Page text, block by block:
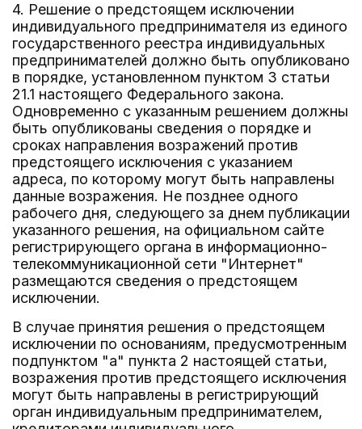
4. Решение о предстоящем исключении
индивидуального предпринимателя из единого
государственного реестра индивидуальных
предпринимателей должно быть опубликовано
в порядке, установленном пунктом 3 статьи
21.1 настоящего Федерального закона.
Одновременно с указанным решением должны
быть опубликованы сведения о порядке и
сроках направления возражений против
предстоящего исключения с указанием
адреса, по которому могут быть направлены
данные возражения. Не позднее одного
рабочего дня, следующего за днем публикации
указанного решения, на официальном сайте
регистрирующего органа в информационно-
телекоммуникационной сети "Интернет"
размещаются сведения о предстоящем
исключении.
В случае принятия решения о предстоящем
исключении по основаниям, предусмотренным
подпунктом "а" пункта 2 настоящей статьи,
возражения против предстоящего исключения
могут быть направлены в регистрирующий
орган индивидуальным предпринимателем,